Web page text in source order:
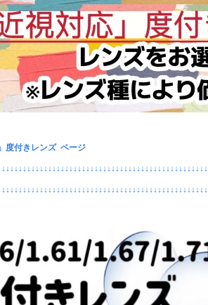
度付きレンズ ページ